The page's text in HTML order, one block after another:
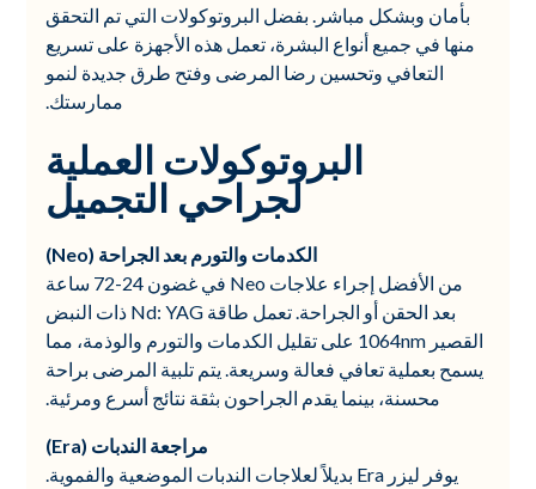
بأمان وبشكل مباشر. بفضل البروتوكولات التي تم التحقق
منها في جميع أنواع البشرة، تعمل هذه الأجهزة على تسريع
التعافي وتحسين رضا المرضى وفتح طرق جديدة لنمو
ممارستك.
البروتوكولات العملية
لجراحي التجميل
الكدمات والتورم بعد الجراحة (Neo)
من الأفضل إجراء علاجات Neo في غضون 24-72 ساعة
بعد الحقن أو الجراحة. تعمل طاقة Nd: YAG ذات النبض
القصير 1064nm على تقليل الكدمات والتورم والوذمة، مما
يسمح بعملية تعافي فعالة وسريعة. يتم تلبية المرضى براحة
محسنة، بينما يقدم الجراحون بثقة نتائج أسرع ومرئية.
مراجعة الندبات (Era)
يوفر ليزر Era بديلاً لعلاجات الندبات الموضعية والفموية.